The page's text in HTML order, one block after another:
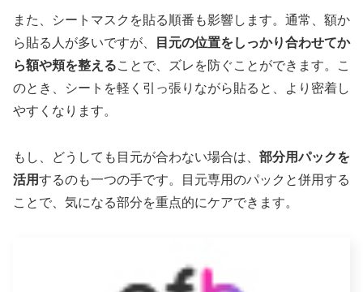
また、シートマスクを貼る順番も影響します。通常、額か
ら貼る人が多いですが、
目元の位置をしっかり合わせてか
ら額や頬を整えることで、ズレを防ぐことができます。こ
のとき、シートを軽く引っ張りながら貼ると、より密着し
やすくなります。
もし、どうしても目元が合わない場合は、 部分用パックを
活用するのも一つの手です。目元専用のパックと併用する
ことで、気になる部分を重点的にケアできます。